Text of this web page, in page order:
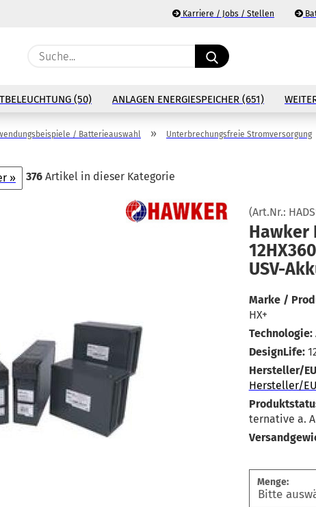
Karriere / Jobs / Stellen
Konto
Passwort
Suche...
(50) ANLAGEN ENERGIESPEICHER (651)
/ Batterieauswahl » Unterbrechungsfreie Stromversorgung
» 376 Artikel in dieser Kategorie
(Art.Nr.:
Hawker
USV-​
Marke /
HX+
Technologie:
DesignLife:
Hersteller/
Hersteller/
ternative a.
Menge: